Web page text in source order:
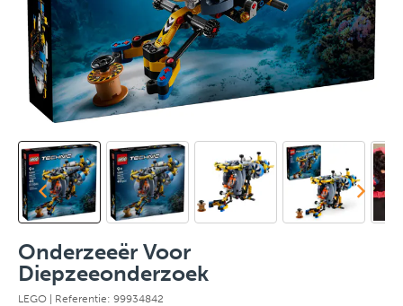
Onderzeeër Voor
Diepzeeonderzoek
LEGO | Referentie: 99934842